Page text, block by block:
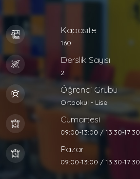
Kapasite
160
Derslik Sayısı
2
Öğrenci Grubu
Ortaokul - Lise
Cumartesi
09:00-13:00 / 13:30-17:30
Pazar
09:00-13:00 / 13:30-17:30